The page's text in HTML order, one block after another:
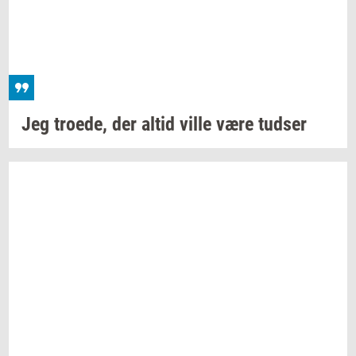
Jeg tro­e­de, der altid ville være tud­ser